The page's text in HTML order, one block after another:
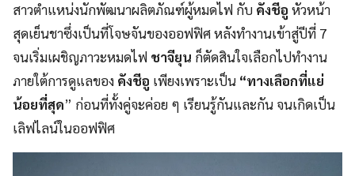
สาวตำแหน่งนักพัฒนาผลิตภัณฑ์ผู้หมดไฟ กับ คังชีอู หัวหน้า
สุดเย็นชาซึ่งเป็นที่โจษจันของออฟฟิศ หลังทำงานเข้าสู่ปีที่ 7
จนเริ่มเผชิญภาวะหมดไฟ ชาจียุน ก็ตัดสินใจเลือกไปทำงาน
ภายใต้การดูแลของ คังชีอู เพียงเพราะเป็น “ทางเลือกที่แย่
น้อยที่สุด” ก่อนที่ทั้งคู่จะค่อย ๆ เรียนรู้กันและกัน จนเกิดเป็น
เลิฟไลน์ในออฟฟิศ